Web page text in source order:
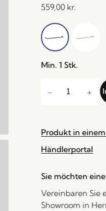
559,00 kr.
Min. 1 Stk.
Produkt in
Händlerportal
Sie möchten
Vereinbaren Sie
Showroom in